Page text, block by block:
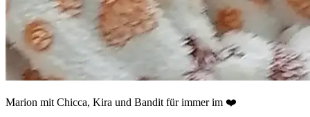
Marion mit Chicca, Kira und Bandit für immer im ❤️